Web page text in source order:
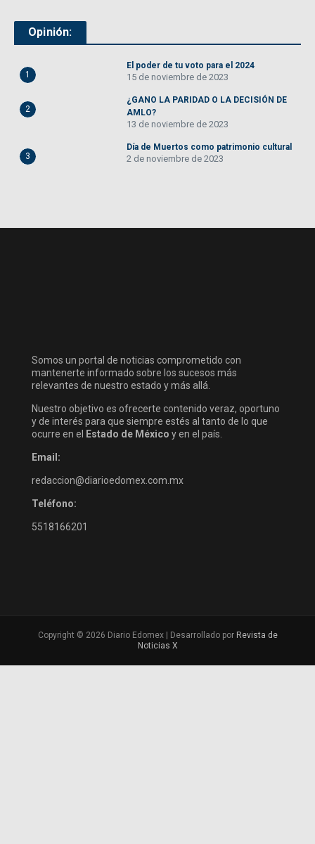
Opinión:
1
El poder de tu voto para el 2024
15 de noviembre de 2023
2
¿GANO LA PARIDAD O LA DECISIÓN DE
AMLO?
13 de noviembre de 2023
3
Día de Muertos como patrimonio cultural
2 de noviembre de 2023
Somos un portal de noticias comprometido con
mantenerte informado sobre los sucesos más
relevantes de nuestro estado y más allá.
Nuestro objetivo es ofrecerte contenido veraz, oportuno
y de interés para que siempre estés al tanto de lo que
ocurre en el
Estado de México y en el país.
Email:
redaccion@diarioedomex.com.mx
Teléfono:
5518166201
Copyright © 2026 Diario Edomex | Desarrollado por Revista de
Noticias X